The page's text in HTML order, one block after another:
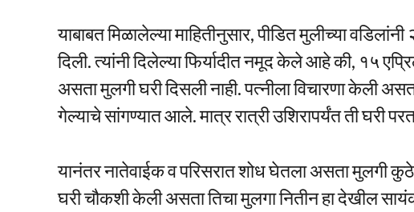
याबाबत मिळालेल्या माहितीनुसार, पीडित मुलीच्या
दिली. त्यांनी दिलेल्या फिर्यादीत नमूद केले आहे की, १५
असता मुलगी घरी दिसली नाही. पत्नीला विचारणा केली
गेल्याचे सांगण्यात आले. मात्र रात्री उशिरापर्यंत ती घरी
यानंतर नातेवाईक व परिसरात शोध घेतला असता मुलगी
घरी चौकशी केली असता तिचा मुलगा नितीन हा देखील